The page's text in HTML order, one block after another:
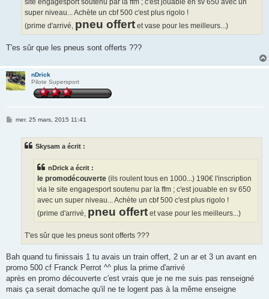
site engagesport soutenu par la ffm ; c'est jouable en sv 650 avec un
super niveau... Achète un cbf 500 c'est plus rigolo !
(prime d'arrivé, pneu offert et vase pour les meilleurs...)
T'es sûr que les pneus sont offerts ???
nDrick
Pilote Supersport
Mmer. 25 mars, 2015 11:41
Skysam a écrit :
nDrick a écrit :
le promodécouverte (ils roulent tous en 1000...) 190€ l'inscription
via le site engagesport soutenu par la ffm ; c'est jouable en sv 650
avec un super niveau... Achète un cbf 500 c'est plus rigolo !
(prime d'arrivé, pneu offert et vase pour les meilleurs...)
T'es sûr que les pneus sont offerts ???
Bah quand tu finissais 1 tu avais un train offert, 2 un ar et 3 un avant en
promo 500 cf Franck Perrot ^^ plus la prime d'arrivé
après en promo découverte c'est vrais que je ne me suis pas renseigné
mais ça serait domache qu'il ne te logent pas à la même enseigne